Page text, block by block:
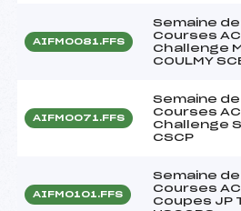
AIFM0081.FFS
Semaine de
Courses
Challenge
COULMY
AIFM0071.FFS
Semaine de
Courses
Challenge
CSCP
AIFM0101.FFS
Semaine de
Courses
Coupes JP